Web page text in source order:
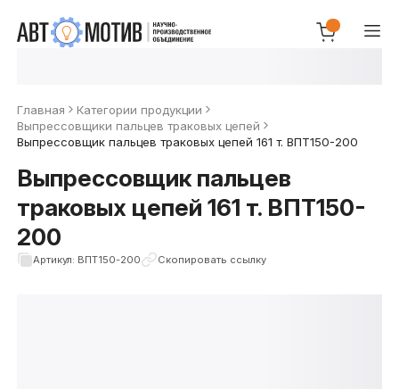
Главная
Категории продукции
Выпрессовщики пальцев траковых цепей
Выпрессовщик пальцев траковых цепей 161 т. ВПТ150-200
Выпрессовщик пальцев
траковых цепей 161 т. ВПТ150-
200
Артикул: ВПТ150-200 Скопировать ссылку